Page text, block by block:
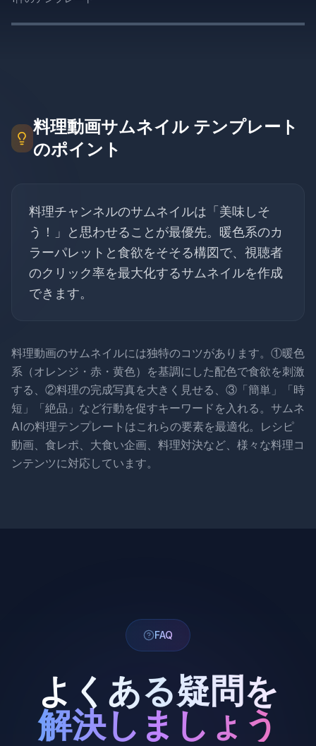
料理動画サムネイル テンプレート
のポイント
料理チャンネルのサムネイルは「美味しそ
う！」と思わせることが最優先。暖色系のカ
ラーパレットと食欲をそそる構図で、視聴者
のクリック率を最大化するサムネイルを作成
できます。
料理動画のサムネイルには独特のコツがあります。①暖色
系（オレンジ・赤・黄色）を基調にした配色で食欲を刺激
する、②料理の完成写真を大きく見せる、③「簡単」「時
短」「絶品」など行動を促すキーワードを入れる。サムネ
AIの料理テンプレートはこれらの要素を最適化。レシピ
動画、食レポ、大食い企画、料理対決など、様々な料理コ
ンテンツに対応しています。
FAQ
よくある疑問を
解決しましょう